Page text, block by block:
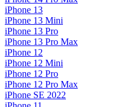
iPhone 13
iPhone 13 Mini
iPhone 13 Pro
iPhone 13 Pro Max
iPhone 12
iPhone 12 Mini
iPhone 12 Pro
iPhone 12 Pro Max
iPhone SE 2022